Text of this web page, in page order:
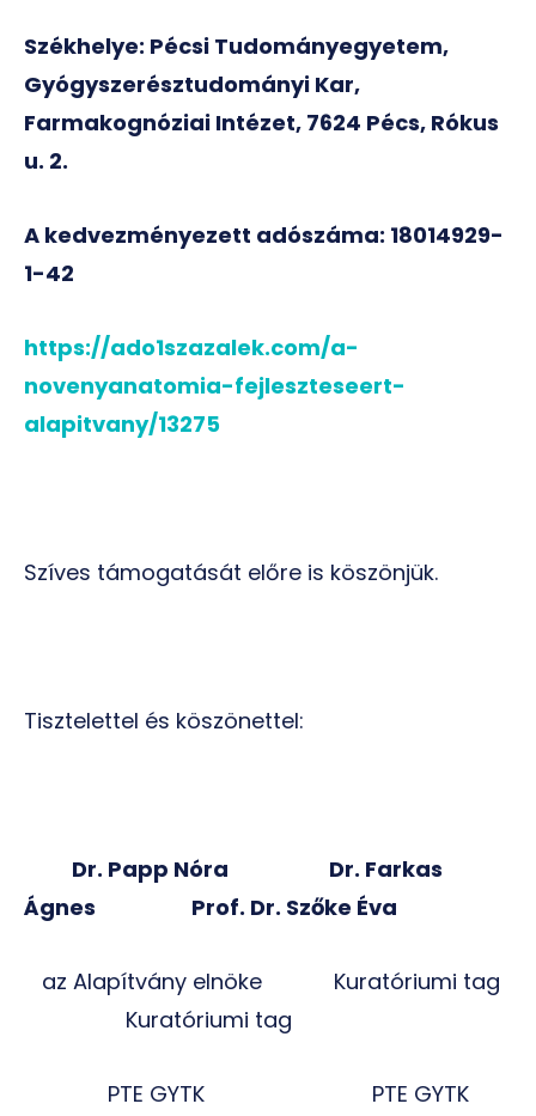
Székhelye: Pécsi Tudományegyetem,
Gyógyszerésztudományi Kar,
Farmakognóziai Intézet, 7624 Pécs, Rókus
u. 2.
A kedvezményezett adószáma: 18014929-
1-42
https://ado1szazalek.com/a-
novenyanatomia-fejleszteseert-
alapitvany/13275
Szíves támogatását előre is köszönjük.
Tisztelettel és köszönettel:
Dr. Papp Nóra Dr. Farkas
Ágnes Prof. Dr. Szőke Éva
az Alapítvány elnöke Kuratóriumi tag
Kuratóriumi tag
PTE GYTK PTE GYTK